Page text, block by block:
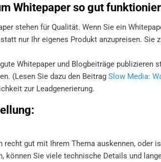
Whitepaper so gut
stehen für Qualität. Wenn Sie ein
nur Ihr eigenes Produkt anzupreisen.
Whitepaper und Blogbeiträge publizieren
(Lesen Sie dazu den Beitrag Slow Media:
zur Leadgenerierung.
gut mit Ihrem Thema auskennen, oder
Sie viele technische Details und